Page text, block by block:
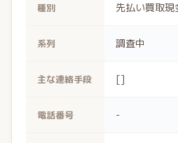
種別 先払い買取現
系列 調査中
主な連絡手段 []
電話番号 -